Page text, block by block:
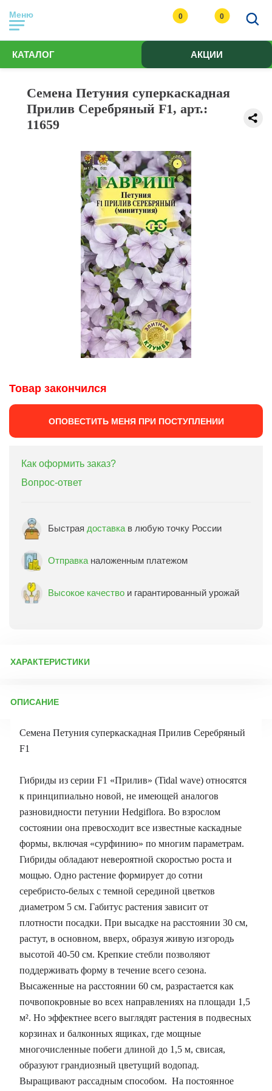
Меню 0 0
КАТАЛОГ АКЦИИ
Семена Петуния суперкаскадная
Прилив Серебряный F1, арт.:
11659
Товар закончился
ОПОВЕСТИТЬ МЕНЯ ПРИ ПОСТУПЛЕНИИ
Как оформить заказ?
Вопрос-ответ
Быстрая доставка в любую точку России
Отправка наложенным платежом
Высокое качество и гарантированный урожай
ХАРАКТЕРИСТИКИ
Бренд товара:
Срок отправки:
ОПИСАНИЕ
Семена Петуния суперкаскадная Прилив Серебряный
F1
Гибриды из серии F1 «Прилив» (Tidal wave) относятся
к принципиально новой, не имеющей аналогов
разновидности петунии Hedgiflora. Во взрослом
состоянии она превосходит все известные каскадные
формы, включая «сурфинию» по многим параметрам.
Гибриды обладают невероятной скоростью роста и
мощью. Одно растение формирует до сотни
серебристо-белых с темной серединой цветков
диаметром 5 см. Габитус растения зависит от
плотности посадки. При высадке на расстоянии 30 см,
растут, в основном, вверх, образуя живую изгородь
высотой 40-50 см. Крепкие стебли позволяют
поддерживать форму в течение всего сезона.
Высаженные на расстоянии 60 см, разрастается как
почвопокровные во всех направлениях на площади 1,5
м². Но эффектнее всего выглядят растения в подвесных
корзинах и балконных ящиках, где мощные
многочисленные побеги длиной до 1,5 м, свисая,
образуют грандиозный цветущий водопад.
Выращивают рассадным способом. На постоянное